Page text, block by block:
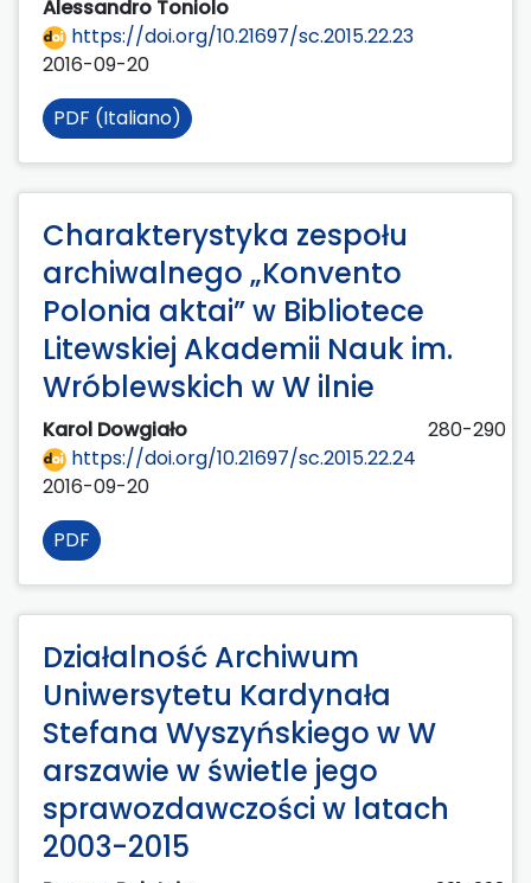
Alessandro Toniolo
https://doi.org/10.21697/sc.2015.22.23
2016-09-20
PDF (Italiano)
Charakterystyka zespołu
archiwalnego „Konvento
Polonia aktai” w Bibliotece
Litewskiej Akademii Nauk im.
Wróblewskich w W ilnie
Karol Dowgiało
280-290
https://doi.org/10.21697/sc.2015.22.24
2016-09-20
PDF
Działalność Archiwum
Uniwersytetu Kardynała
Stefana Wyszyńskiego w W
arszawie w świetle jego
sprawozdawczości w latach
2003-2015